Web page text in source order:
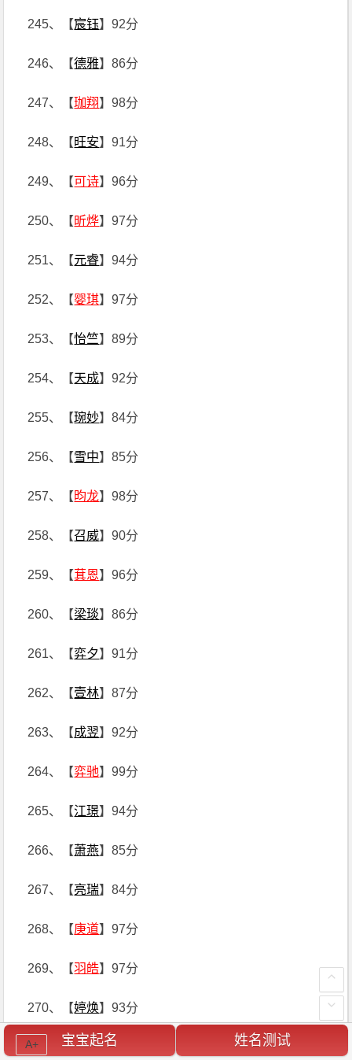
245、【宸钰】92分
246、【德雅】86分
247、【珈翔】98分
248、【旺安】91分
249、【可诗】96分
250、【昕烨】97分
251、【元睿】94分
252、【婴琪】97分
253、【怡竺】89分
254、【天成】92分
255、【琬妙】84分
256、【雪中】85分
257、【昀龙】98分
258、【召威】90分
259、【萁恩】96分
260、【梁琰】86分
261、【弈夕】91分
262、【壹林】87分
263、【成翌】92分
264、【弈驰】99分
265、【江璟】94分
266、【萧燕】85分
267、【亮瑞】84分
268、【庚道】97分
269、【羽皓】97分
270、【婷焕】93分
271、【炜廷】96分
宝宝起名 姓名测试
A+